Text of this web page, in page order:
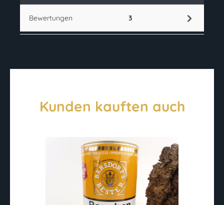
Bewertungen 3
Kunden kauften auch